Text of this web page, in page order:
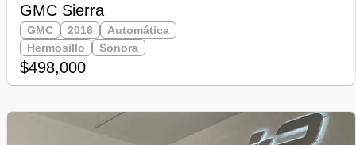
GMC Sierra
GMC 2016
Automática
Hermosillo
Sonora
$498,000